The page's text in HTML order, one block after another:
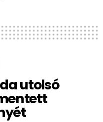
utolsó